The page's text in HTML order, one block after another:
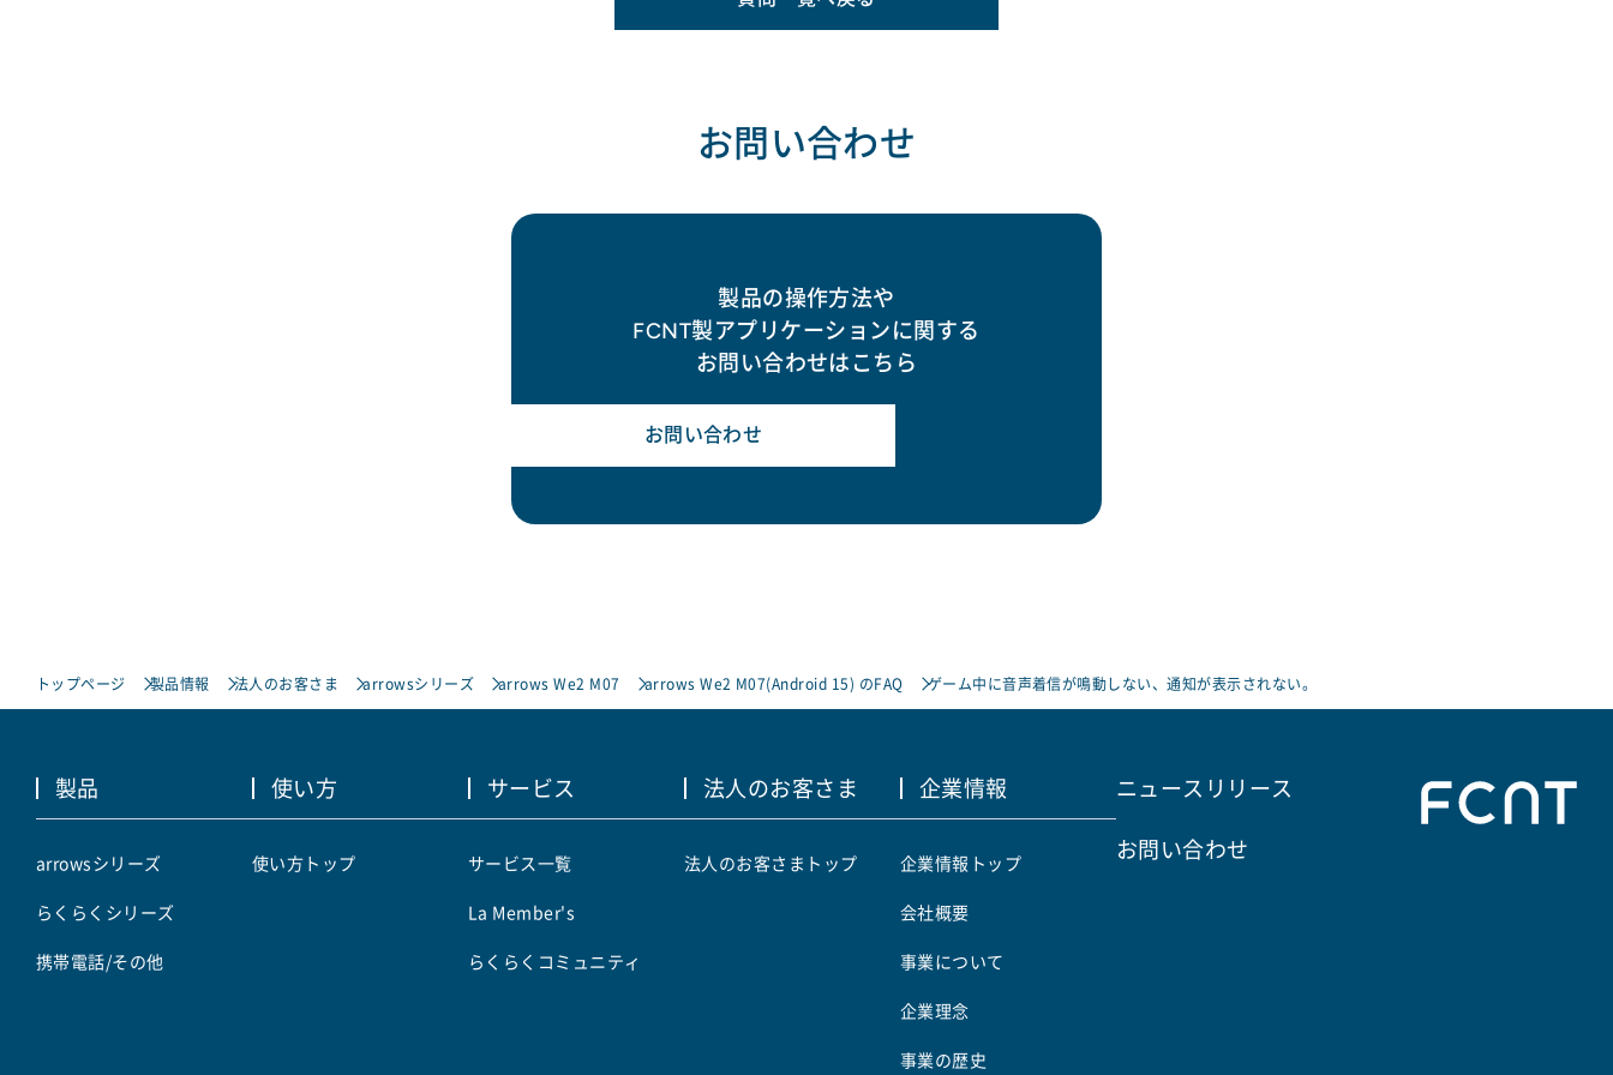
お問い合わせ
製品の操作方法や
FCNT製アプリケーションに関する
お問い合わせはこちら
お問い合わせ
トップページ 製品情報 法人のお客さま arrowsシリーズ arrows We2 M07 arrows We2 M07(Android 15) のFAQ ゲーム中に音声着信が鳴動しない、通知が表示されない。
製品
arrowsシリーズ
らくらくシリーズ
携帯電話/その他
使い方
使い方トップ
サービス
サービス一覧
La Member's
らくらくコミュニティ
法人のお客さま
法人のお客さまトップ
企業情報
企業情報トップ
会社概要
事業について
企業理念
事業の歴史
ニュースリリース
お問い合わせ